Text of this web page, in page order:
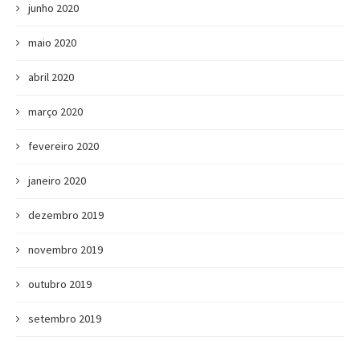
junho 2020
maio 2020
abril 2020
março 2020
fevereiro 2020
janeiro 2020
dezembro 2019
novembro 2019
outubro 2019
setembro 2019